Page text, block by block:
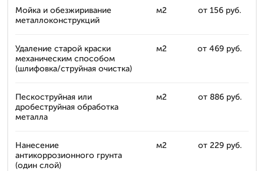
Мойка и обезжиривание
металлоконструкций
м2 от 156 руб.
Удаление старой краски
механическим способом
(шлифовка/струйная очистка)
м2 от 469 руб.
Пескоструйная или
дробеструйная обработка
металла
м2 от 886 руб.
Нанесение
антикоррозионного грунта
(один слой)
м2 от 229 руб.